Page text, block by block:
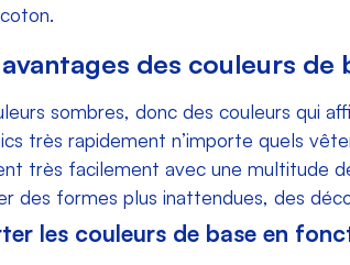
des couleurs de
sombres, donc des couleurs qui
très rapidement n’importe quels
très facilement avec une multitude
des formes plus inattendues, des
les couleurs de base en